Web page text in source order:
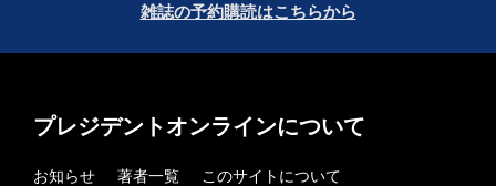
雑誌の予約購読はこちらから
プレジデントオンラインについて
お知らせ 著者一覧
このサイトについて